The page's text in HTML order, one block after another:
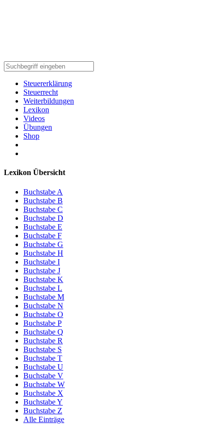
Steuererklärung
Steuerrecht
Weiterbildungen
Lexikon
Videos
Übungen
Shop
Lexikon Übersicht
Buchstabe A
Buchstabe B
Buchstabe C
Buchstabe D
Buchstabe E
Buchstabe F
Buchstabe G
Buchstabe H
Buchstabe I
Buchstabe J
Buchstabe K
Buchstabe L
Buchstabe M
Buchstabe N
Buchstabe O
Buchstabe P
Buchstabe Q
Buchstabe R
Buchstabe S
Buchstabe T
Buchstabe U
Buchstabe V
Buchstabe W
Buchstabe X
Buchstabe Y
Buchstabe Z
Alle Einträge